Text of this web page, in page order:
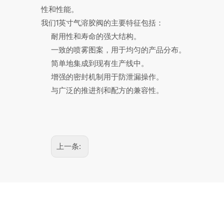
性和性能。
我们1英寸气溶胶阀的主要特征包括：
耐用性和寿命的强大结构。
一致的喷雾图案，用于均匀的产品分布。
简单地集成到现有生产线中。
增强的密封机制用于防泄漏操作。
与广泛的推进剂和配方的兼容性。
上一条: